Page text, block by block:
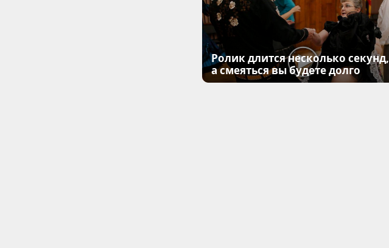
Ролик длится несколько секунд,
а смеяться вы будете долго